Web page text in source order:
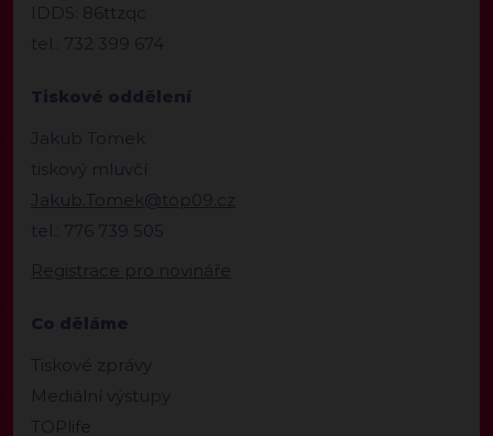
IDDS: 86ttzqc
tel.: 732 399 674
Tiskové oddělení
Jakub Tomek
tiskový mluvčí
Jakub.Tomek@top09.cz
tel.: 776 739 505
Registrace pro novináře
Co děláme
Tiskové zprávy
Mediální výstupy
TOPlife